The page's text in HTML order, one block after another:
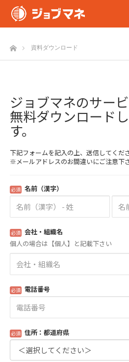
ホーム資料ダウンロード